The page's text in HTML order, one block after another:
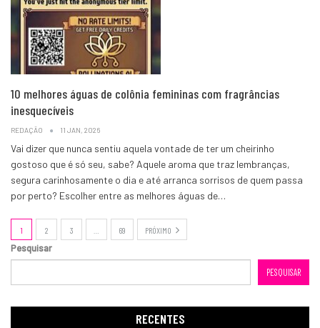
10 melhores águas de colônia femininas com fragrâncias
inesquecíveis
REDAÇÃO 11 JAN, 2026
Vai dizer que nunca sentiu aquela vontade de ter um cheirinho
gostoso que é só seu, sabe? Aquele aroma que traz lembranças,
segura carinhosamente o dia e até arranca sorrisos de quem passa
por perto? Escolher entre as melhores águas de…
1 2 3 69 PRÓXIMO
Pesquisar
PESQUISAR
RECENTES